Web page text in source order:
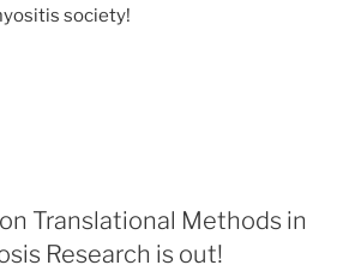
society!
Translational Methods in
Research is out!